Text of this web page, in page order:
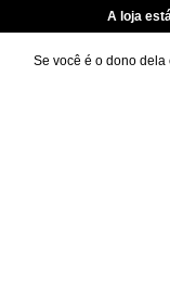
A loja
Se você é o dono dela